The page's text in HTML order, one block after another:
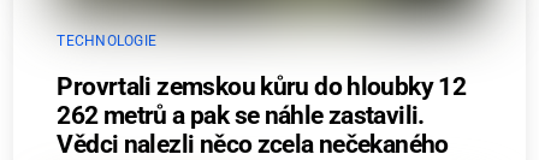
TECHNOLOGIE
Provrtali zemskou kůru do hloubky 12
262 metrů a pak se náhle zastavili.
Vědci nalezli něco zcela nečekaného